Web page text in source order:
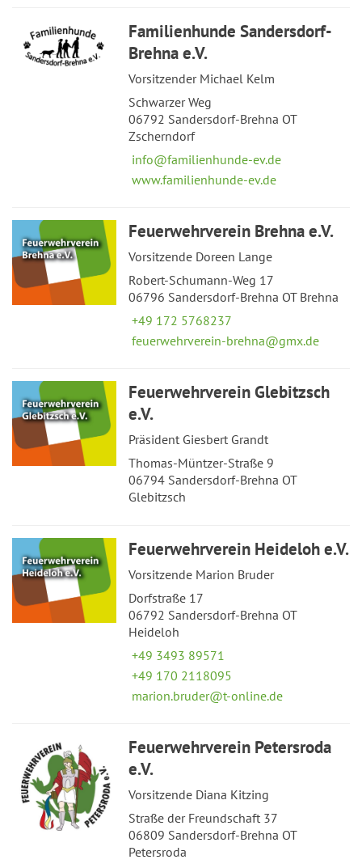
Familienhunde Sandersdorf-
Brehna e.V.
Vorsitzender Michael Kelm
Schwarzer Weg
06792 Sandersdorf-Brehna OT
Zscherndorf
info@familienhunde-ev.de
www.familienhunde-ev.de
Feuerwehrverein Brehna e.V.
Vorsitzende Doreen Lange
Robert-Schumann-Weg 17
06796 Sandersdorf-Brehna OT Brehna
+49 172 5768237
feuerwehrverein-brehna@gmx.de
Feuerwehrverein Glebitzsch
e.V.
Präsident Giesbert Grandt
Thomas-Müntzer-Straße 9
06794 Sandersdorf-Brehna OT
Glebitzsch
Feuerwehrverein Heideloh e.V.
Vorsitzende Marion Bruder
Dorfstraße 17
06792 Sandersdorf-Brehna OT
Heideloh
+49 3493 89571
+49 170 2118095
marion.bruder@t-online.de
Feuerwehrverein Petersroda
e.V.
Vorsitzende Diana Kitzing
Straße der Freundschaft 37
06809 Sandersdorf-Brehna OT
Petersroda